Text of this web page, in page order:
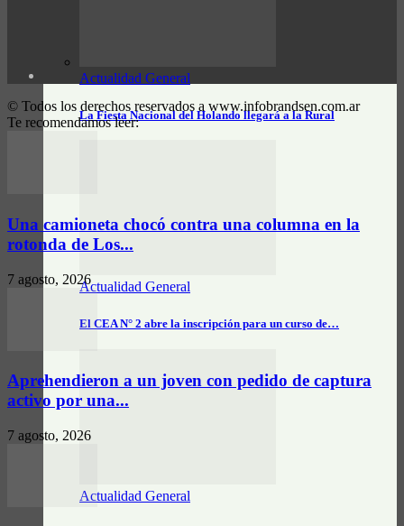
Actualidad General
La Fiesta Nacional del Holando llegará a la Rural
Actualidad General
El CEA N° 2 abre la inscripción para un curso de…
Actualidad General
© Todos los derechos reservados a www.infobrandsen.com.ar
Te recomendamos leer:
Una camioneta chocó contra una columna en la
rotonda de Los...
7 agosto, 2026
Aprehendieron a un joven con pedido de captura
activo por una...
7 agosto, 2026